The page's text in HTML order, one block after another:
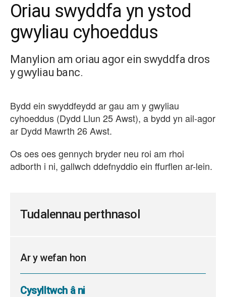
Oriau swyddfa yn ystod
gwyliau cyhoeddus
Manylion am oriau agor ein swyddfa dros
y gwyliau banc.
Bydd ein swyddfeydd ar gau am y gwyliau
cyhoeddus (Dydd Llun 25 Awst), a bydd yn ail-agor
ar Dydd Mawrth 26 Awst.
Os oes oes gennych bryder neu roi am rhoi
adborth i ni, gallwch ddefnyddio ein ffurflen ar-lein.
Tudalennau perthnasol
Ar y wefan hon
Cysylltwch â ni